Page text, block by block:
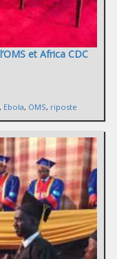
et Africa CDC
, Ebola, OMS, riposte